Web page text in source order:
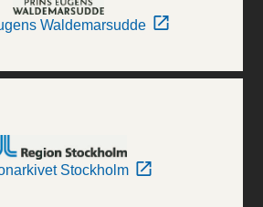
Waldemarsudde
Stockholm